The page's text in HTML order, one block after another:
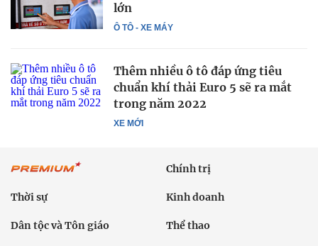
Ô TÔ - XE MÁY
lớn
XE MỚI
Thêm nhiều ô tô đáp ứng tiêu
chuẩn khí thải Euro 5 sẽ ra mắt
trong năm 2022
Chính trị
Thời sự Kinh doanh
Dân tộc và Tôn giáo Thể thao